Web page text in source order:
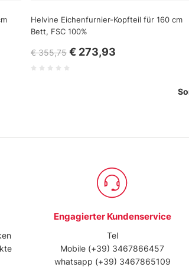
Helvine Eichenfurnier-Kopfteil für 160 cm
Bett, FSC 100%
€ 355,75 € 273,93
Engagierter Kundenservice
Tel
Mobile (+39) 3467866457
whatsapp (+39) 3467865109